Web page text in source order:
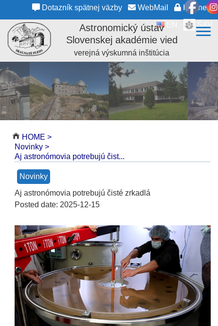
Dotazník spätnej väzby WebMail Intranet
Astronomický ústav
Slovenskej akadémie vied
verejná výskumná inštitúcia
HOME >
Novinky >
Aj astronómovia potrebujú čist...
Novinky
Aj astronómovia potrebujú čisté zrkadlá
Posted date: 2025-12-15